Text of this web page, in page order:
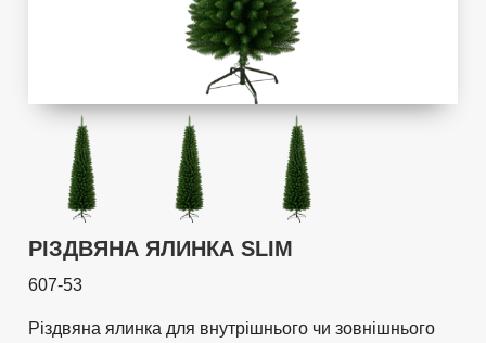
РІЗДВЯНА ЯЛИНКА SLIM
607-53
Різдвяна ялинка для внутрішнього чи зовнішнього